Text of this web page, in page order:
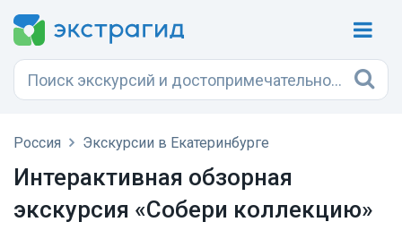
Россия Экскурсии в Екатеринбурге
Интерактивная обзорная
экскурсия «Собери коллекцию»